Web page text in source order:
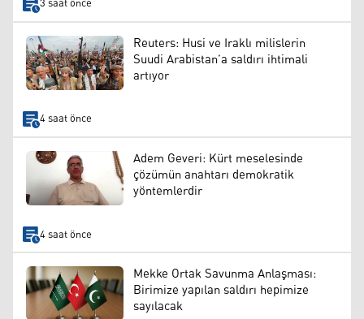
Reuters: Husi ve Iraklı milislerin
Suudi Arabistan’a saldırı ihtimali
artıyor
4 saat önce
Adem Geveri: Kürt meselesinde
çözümün anahtarı demokratik
yöntemlerdir
4 saat önce
Mekke Ortak Savunma Anlaşması:
Birimize yapılan saldırı hepimize
sayılacak